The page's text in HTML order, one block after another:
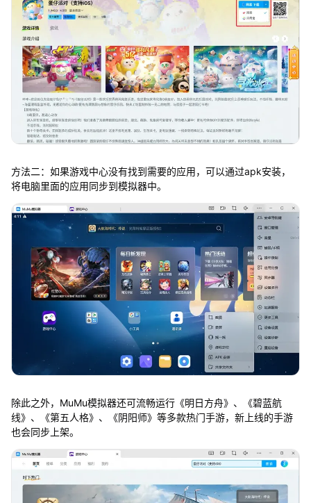
方法二：如果游戏中心没有找到需要的应用，可以通过apk安装，
将电脑里面的应用同步到模拟器中。
除此之外，MuMu模拟器还可流畅运行《明日方舟》、《碧蓝航
线》、《第五人格》、《阴阳师》等多款热门手游，新上线的手游
也会同步上架。